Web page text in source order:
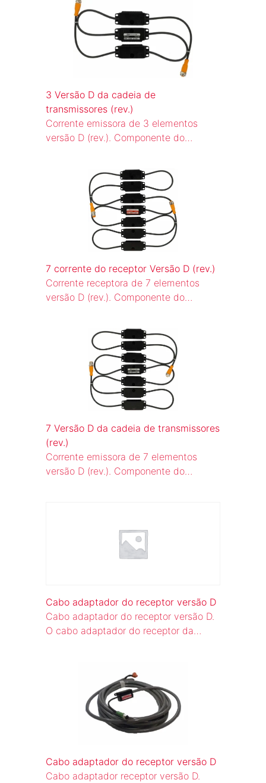
(TLR 22) conectados por cabo, com
conectores M12 na cor laranja. Ela é
um componente do sistema de cortina
de luz para o circuito de rearme
automático (WBS) de escadas rolantes.
3 Versão D da cadeia de
transmissores (rev.)
Corrente emissora de 3 elementos
versão D (rev.). Componente do
de escadas rolantes e esteiras
7 corrente do receptor Versão D (rev.)
Corrente receptora de 7 elementos
versão D (rev.). Componente do
de escadas rolantes e esteiras
7 Versão D da cadeia de transmissores
(rev.)
Corrente emissora de 7 elementos
versão D (rev.). Componente do
Cabo adaptador do receptor versão D
Cabo adaptador do receptor versão D.
O cabo adaptador do receptor da
do sistema de cortina de luz.
Cabo adaptador do receptor versão D
Cabo adaptador receptor versão D.